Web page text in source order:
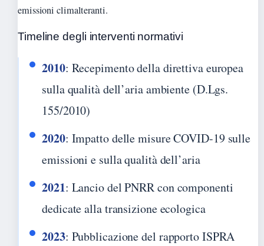
emissioni climalteranti.
Timeline degli interventi normativi
2010: Recepimento della direttiva europea
sulla qualità dell’aria ambiente (D.Lgs.
155/2010)
2020: Impatto delle misure COVID-19 sulle
emissioni e sulla qualità dell’aria
2021: Lancio del PNRR con componenti
dedicate alla transizione ecologica
2023: Pubblicazione del rapporto ISPRA